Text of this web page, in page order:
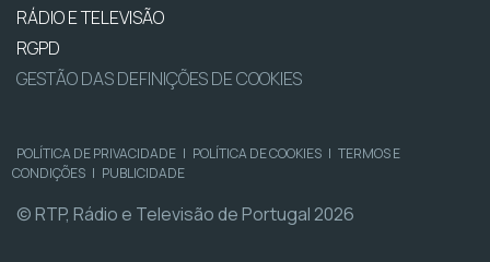
RÁDIO E TELEVISÃO
RGPD
GESTÃO DAS DEFINIÇÕES DE COOKIES
POLÍTICA DE PRIVACIDADE | POLÍTICA DE COOKIES | TERMOS E
CONDIÇÕES | PUBLICIDADE
© RTP, Rádio e Televisão de Portugal 2026